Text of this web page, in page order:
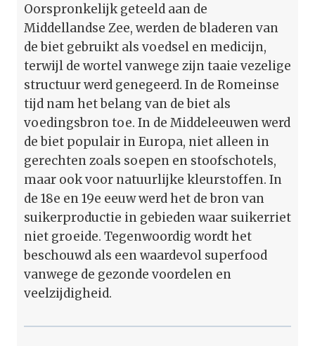
Oorspronkelijk geteeld aan de
Middellandse Zee, werden de bladeren van
de biet gebruikt als voedsel en medicijn,
terwijl de wortel vanwege zijn taaie vezelige
structuur werd genegeerd. In de Romeinse
tijd nam het belang van de biet als
voedingsbron toe. In de Middeleeuwen werd
de biet populair in Europa, niet alleen in
gerechten zoals soepen en stoofschotels,
maar ook voor natuurlijke kleurstoffen. In
de 18e en 19e eeuw werd het de bron van
suikerproductie in gebieden waar suikerriet
niet groeide. Tegenwoordig wordt het
beschouwd als een waardevol superfood
vanwege de gezonde voordelen en
veelzijdigheid.